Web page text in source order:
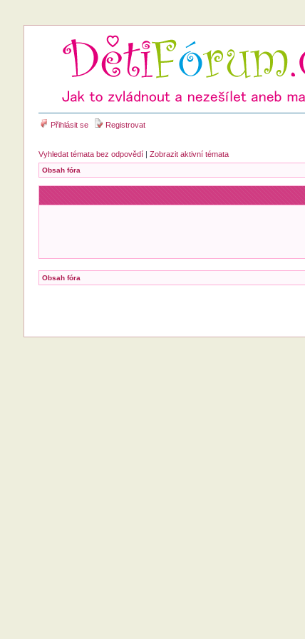
Přihlásit se Registrovat
Vyhledat témata bez odpovědí| Zobrazit aktivní témata
Obsah fóra
Obsah fóra